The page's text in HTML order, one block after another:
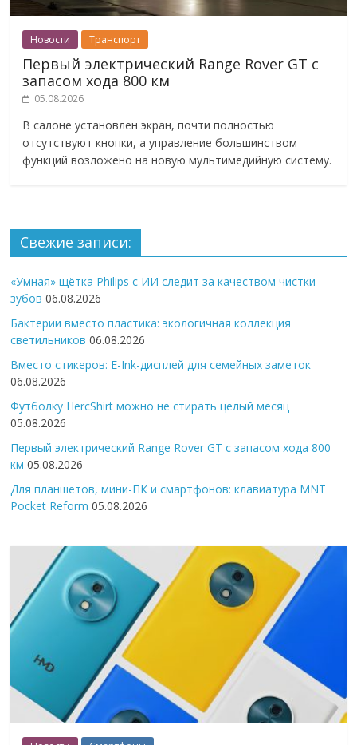
Новости Транспорт
Первый электрический Range Rover GT с
запасом хода 800 км
05.08.2026
В салоне установлен экран, почти полностью
отсутствуют кнопки, а управление большинством
функций возложено на новую мультимедийную систему.
Свежие записи:
«Умная» щётка Philips с ИИ следит за качеством чистки
зубов 06.08.2026
Бактерии вместо пластика: экологичная коллекция
светильников 06.08.2026
Вместо стикеров: E-Ink-дисплей для семейных заметок
06.08.2026
Футболку HercShirt можно не стирать целый месяц
05.08.2026
Первый электрический Range Rover GT с запасом хода 800
км 05.08.2026
Для планшетов, мини-ПК и смартфонов: клавиатура MNT
Pocket Reform 05.08.2026